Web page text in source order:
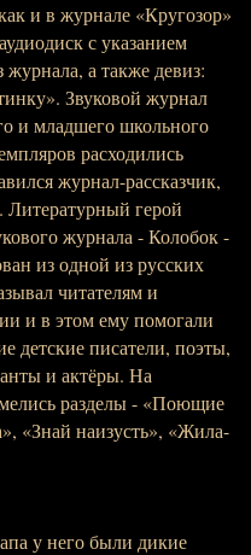
и в журнале «Кругозор»
с указанием
а также девиз:
Звуковой журнал
и младшего школьного
расходились
журнал-рассказчик,
Литературный герой
журнала - Колобок -
из одной из русских
читателям и
и в этом ему помогали
детские писатели, поэты,
и актёры. На
разделы - «Поющие
«Знай наизусть», «Жила-
у него были дикие